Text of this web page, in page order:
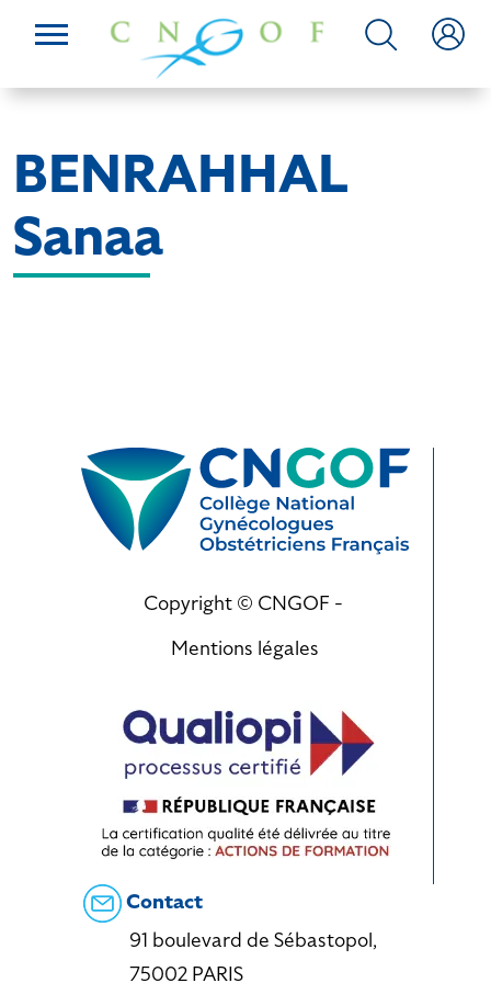
BENRAHHAL
Sanaa
Copyright © CNGOF -
Mentions légales
Contact
91 boulevard de Sébastopol,
75002 PARIS